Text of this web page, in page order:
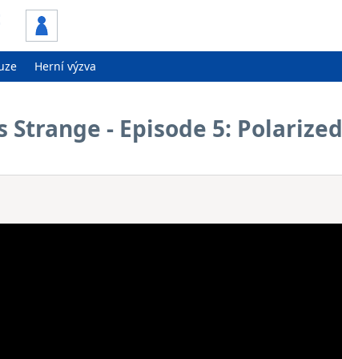
Herní výzva
Strange - Episode 5: Polarized